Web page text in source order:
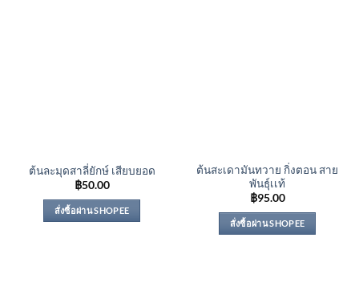
ต้นละมุดสาลี่ยักษ์ เสียบยอด
฿50.00
สั่งซื้อผ่าน SHOPEE
ต้นสะเดามันทวาย กิ่งตอน สาย
พันธุ์เเท้
฿95.00
สั่งซื้อผ่าน SHOPEE